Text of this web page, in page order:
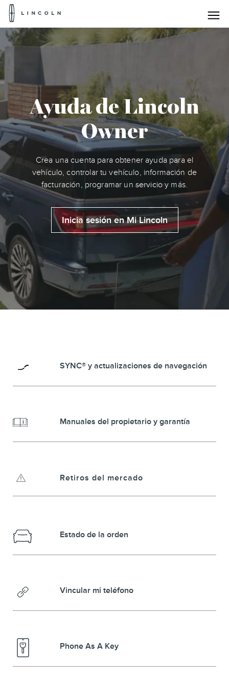
Saltar al contenido
Ayuda de Lincoln
Owner
Crea una cuenta para obtener ayuda para el
vehículo, controlar tu vehículo, información de
facturación, programar un servicio y más.
Inicia sesión en Mi Lincoln
SYNC® y actualizaciones de navegación
Manuales del propietario y garantía
Retiros del mercado
Estado de la orden
Vincular mi teléfono
Phone As A Key